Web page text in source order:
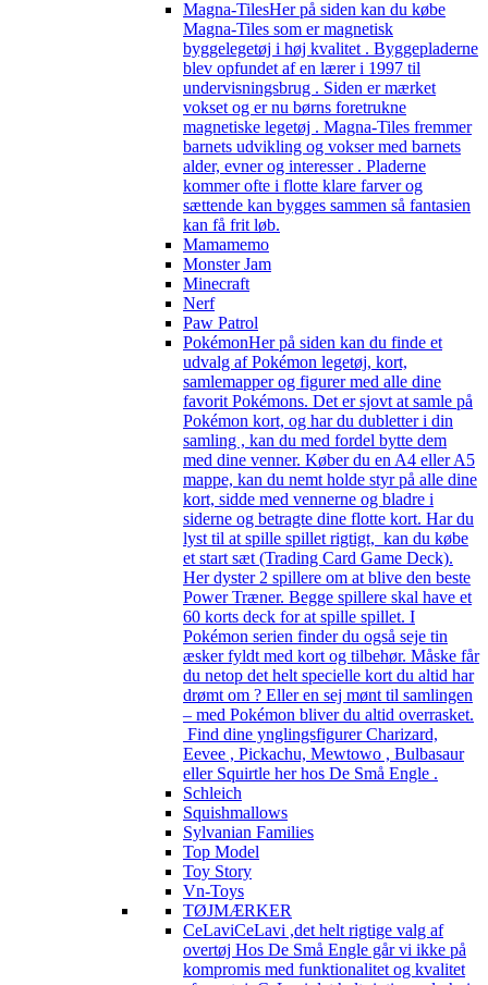
Magna-TilesHer på siden kan du købe
Magna-Tiles som er magnetisk
byggelegetøj i høj kvalitet . Byggepladerne
blev opfundet af en lærer i 1997 til
undervisningsbrug . Siden er mærket
vokset og er nu børns foretrukne
magnetiske legetøj . Magna-Tiles fremmer
barnets udvikling og vokser med barnets
alder, evner og interesser . Pladerne
kommer ofte i flotte klare farver og
sættende kan bygges sammen så fantasien
kan få frit løb.
Mamamemo
Monster Jam
Minecraft
Nerf
Paw Patrol
PokémonHer på siden kan du finde et
udvalg af Pokémon legetøj, kort,
samlemapper og figurer med alle dine
favorit Pokémons. Det er sjovt at samle på
Pokémon kort, og har du dubletter i din
samling , kan du med fordel bytte dem
med dine venner. Køber du en A4 eller A5
mappe, kan du nemt holde styr på alle dine
kort, sidde med vennerne og bladre i
siderne og betragte dine flotte kort. Har du
lyst til at spille spillet rigtigt, kan du købe
et start sæt (Trading Card Game Deck).
Her dyster 2 spillere om at blive den beste
Power Træner. Begge spillere skal have et
60 korts deck for at spille spillet. I
Pokémon serien finder du også seje tin
æsker fyldt med kort og tilbehør. Måske får
du netop det helt specielle kort du altid har
drømt om ? Eller en sej mønt til samlingen
– med Pokémon bliver du altid overrasket.
Find dine ynglingsfigurer Charizard,
Eevee , Pickachu, Mewtowo , Bulbasaur
eller Squirtle her hos De Små Engle .
Schleich
Squishmallows
Sylvanian Families
Top Model
Toy Story
Vn-Toys
TØJMÆRKER
CeLaviCeLavi ,det helt rigtige valg af
overtøj Hos De Små Engle går vi ikke på
kompromis med funktionalitet og kvalitet